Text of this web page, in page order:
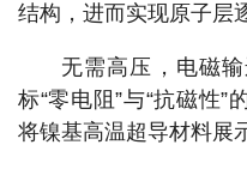
结构，进而实现原子层
无需高压，电磁
标“零电阻”与“抗磁性
将镍基高温超导材料展